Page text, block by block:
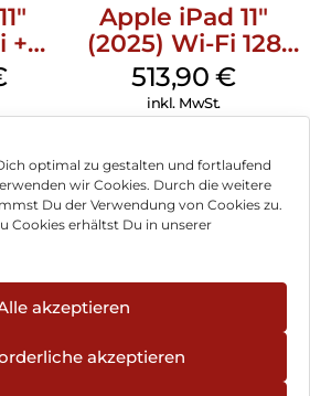
optimal zu gestalten und fortlaufend
wir Cookies. Durch die weitere
Du der Verwendung von Cookies zu.
Cookies erhältst Du in unserer
akzeptieren
akzeptieren
+
Apple iPad 11″
(2025) Wi-Fi 128
GB Silber
513,90€
inkl. MwSt.